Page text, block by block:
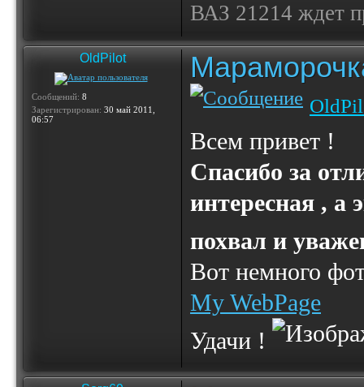
ВАЗ 21214 ждет
OldPilot
Сообщений: 8
Зарегистрирован: 30 май 2011,
06:57
Всем привет !
Спасибо за
интересная , а
похвал и
Вот немного
My WebPage
Удачи !